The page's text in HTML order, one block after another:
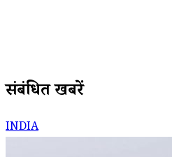
संबंधित खबरें
INDIA